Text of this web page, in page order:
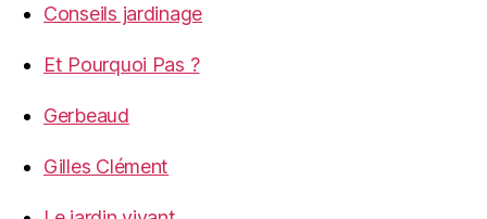
Conseils jardinage
Et Pourquoi Pas ?
Gerbeaud
Gilles Clément